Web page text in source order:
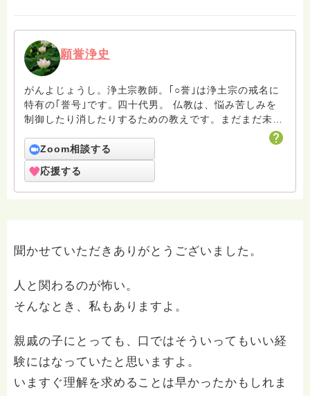
願誉浄史
がんよじょうし。浄土宗教師。｢○誉｣は浄土宗の戒名に
特有の｢誉号｣です。四十代男。 仏教は、悩み苦しみを
制御したり消したりするための教えです。まだまだ未熟
Zoom相談する
応援する
聞かせていただきありがとうございました。
人と関わるのが怖い。
そんなとき、私もありますよ。
親戚の子にとっても、口ではそういってもいい経
験にはなっていたと思いますよ。
いますぐ理解を求めることは早かったかもしれま